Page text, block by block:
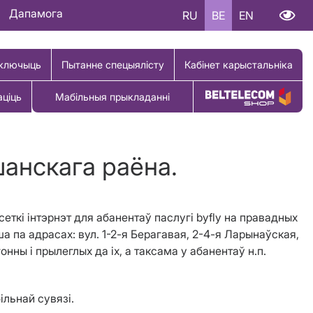
Дапамога RU BE EN
Пытанне спецыялісту Кабінет карыстальніка
Мабільныя прыкладанні Купіць тавар
раёна.
інтэрнэт для абанентаў паслугі byfly на правадных
па адрасах: вул. 1-2-я Берагавая, 2-4-я Ларынаўская,
і прылеглых да іх, а таксама у абанентаў н.п.
сувязі.